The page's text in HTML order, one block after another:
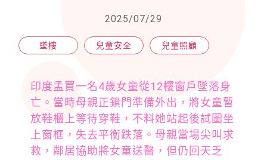
2025/07/29
墜樓 兒童安全 兒童照顧
印度孟買一名4歲女童從12樓窗戶墜落身
亡。當時母親正鎖門準備外出，將女童暫
放鞋櫃上等待穿鞋，不料她站起後試圖坐
上窗框，失去平衡跌落。母親當場尖叫求
救，鄰居協助將女童送醫，但仍回天乏